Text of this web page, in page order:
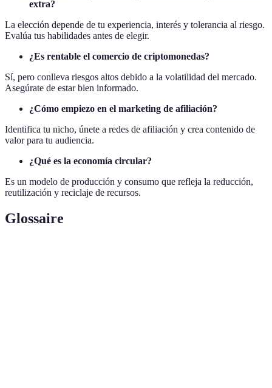
extra?
La elección depende de tu experiencia, interés y tolerancia al riesgo.
Evalúa tus habilidades antes de elegir.
¿Es rentable el comercio de criptomonedas?
Sí, pero conlleva riesgos altos debido a la volatilidad del mercado.
Asegúrate de estar bien informado.
¿Cómo empiezo en el marketing de afiliación?
Identifica tu nicho, únete a redes de afiliación y crea contenido de
valor para tu audiencia.
¿Qué es la economía circular?
Es un modelo de producción y consumo que refleja la reducción,
reutilización y reciclaje de recursos.
Glossaire